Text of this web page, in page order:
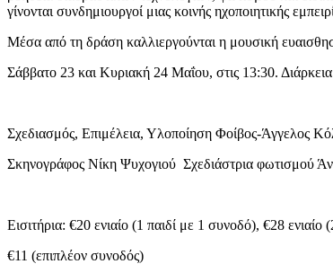
γίνονται συνδημιουργοί μιας κοινής ηχοποιητικής
Μέσα από τη δράση καλλιεργούνται η μουσική
Σάββατο 23 και Κυριακή 24 Μαΐου, στις 13:30.
Σχεδιασμός, Επιμέλεια, Υλοποίηση Φοίβος-Άγγελος
Σκηνογράφος Νίκη Ψυχογιού Σχεδιάστρια φωτισμού
Εισιτήρια: €20 ενιαίο (1 παιδί με 1 συνοδό), €28 ενιαίο
€11 (επιπλέον συνοδός)